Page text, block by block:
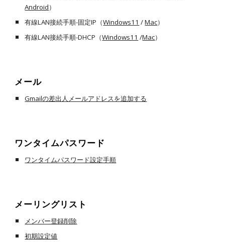
Android）
有線LAN接続手順-固定IP（Windows11 /Mac）
有線LAN接続手順-DHCP（Windows11 /Mac）
メール
Gmailの差出人メールアドレスを追加する
ワンタイムパスワード
ワンタイムパスワード設定手順
メーリングリスト
メンバー登録削除
初期設定値